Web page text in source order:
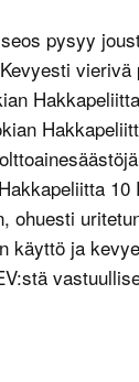
pysyy
vierivä
10
ohuesti
käyttö ja